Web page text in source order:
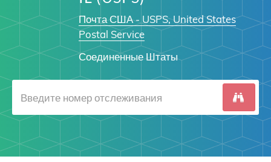
Почта США - USPS, United States
Postal Service
Соединенные Штаты